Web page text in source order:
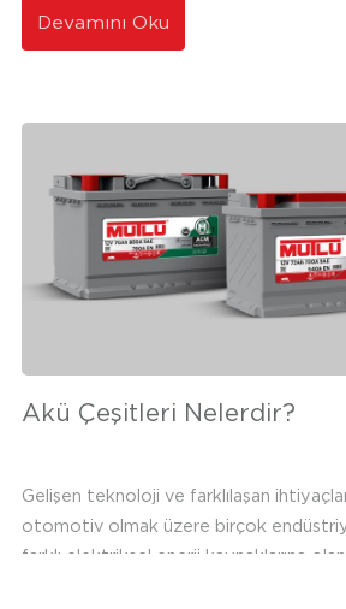
Devamını Oku
Akü Çeşitleri Nelerdir?
Gelişen teknoloji ve farklılaşan
otomotiv olmak üzere birçok
farklı elektriksel enerji kaynaklarına olan